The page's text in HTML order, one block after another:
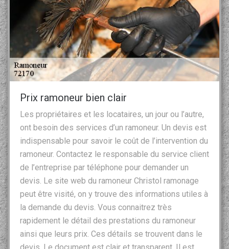
Prix ramoneur bien clair
Les propriétaires et les locataires, un jour ou l’autre,
ont besoin des services d’un ramoneur. Un devis est
indispensable pour savoir le coût de l’intervention du
ramoneur. Contactez le responsable du service client
de l’entreprise par téléphone pour demander un
devis. Le site web du ramoneur Christol ramonage
peut être visité, on y trouve des informations utiles à
la demande du devis. Vous connaitrez très
rapidement le détail des prestations du ramoneur
ainsi que leurs prix. Ces détails se trouvent dans le
devis. Le document est clair et transparent. Il est